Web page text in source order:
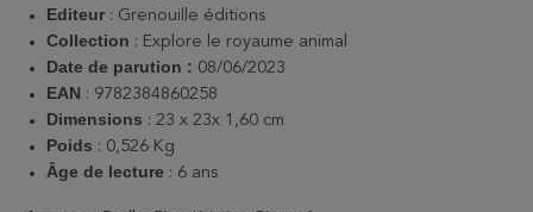
Editeur : Grenouille éditions
Collection : Explore le royaume animal
Date de parution : 08/06/2023
EAN : 9782384860258
Dimensions : 23 x 23x 1,60 cm
Poids : 0,526 Kg
Âge de lecture : 6 ans